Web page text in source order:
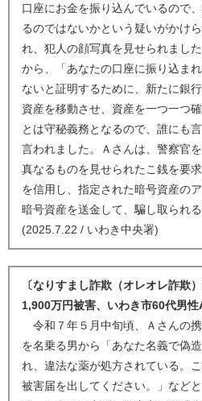
口座にお金を振り込んでいるので
るのではないかという疑いがかけ
れ、犯人の顔写真を見せられまし
から、「あなたの口座に振り込ま
ないと証明するために、新たに銀
資産を移動させ、資産を一つ一つ
とは守秘義務となるので、誰にも
言われました。Ａさんは、警察官
真なるものを見せられたこ銭を要
を信用し、指定された暗号資産の
暗号資産を送金して、騙し取られ
(2025.7.22 / いわき中央署)
〔なりすまし詐欺（オレオレ詐欺
1,900万円被害、いわき市60代男性
令和７年５月中旬頃、Ａさんの
を名乗る男から「あなた名義で偽
れ、違法な薬が処方されている。
被害届を出してください。」など